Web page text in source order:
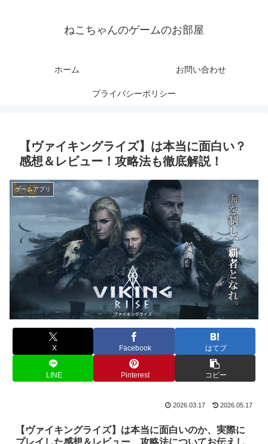
ねこちゃんのゲームのお部屋
ホーム お問い合わせ
プライバシーポリシー
【ヴァイキングライズ】は本当に面白い？
感想＆レビュー！攻略法も徹底解説！
ゲームアプリ
X Facebook はてブ
LINE Pinterest コピー
2026.03.17 2026.05.17
【ヴァイキングライズ】は本当に面白いのか、実際に
プレイした感想＆レビュー、攻略法についてお伝えし